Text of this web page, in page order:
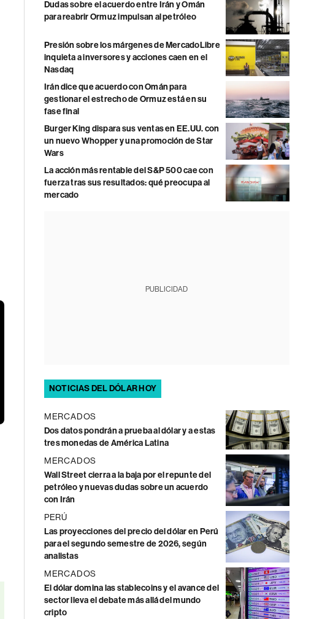
Dudas sobre el acuerdo entre Irán y Omán
para reabrir Ormuz impulsan al petróleo
Presión sobre los márgenes de MercadoLibre
inquieta a inversores y acciones caen en el
Nasdaq
Irán dice que acuerdo con Omán para
gestionar el estrecho de Ormuz está en su
fase final
Burger King dispara sus ventas en EE.UU. con
un nuevo Whopper y una promoción de Star
Wars
La acción más rentable del S&P 500 cae con
fuerza tras sus resultados: qué preocupa al
mercado
PUBLICIDAD
NOTICIAS DEL DÓLAR HOY
MERCADOS
Dos datos pondrán a prueba al dólar y a estas
tres monedas de América Latina
MERCADOS
Wall Street cierra a la baja por el repunte del
petróleo y nuevas dudas sobre un acuerdo
con Irán
PERÚ
Las proyecciones del precio del dólar en Perú
para el segundo semestre de 2026, según
analistas
MERCADOS
El dólar domina las stablecoins y el avance del
sector lleva el debate más allá del mundo
cripto